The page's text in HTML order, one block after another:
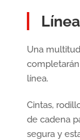
Una
línea.
Cintas,
de cadena
segura y